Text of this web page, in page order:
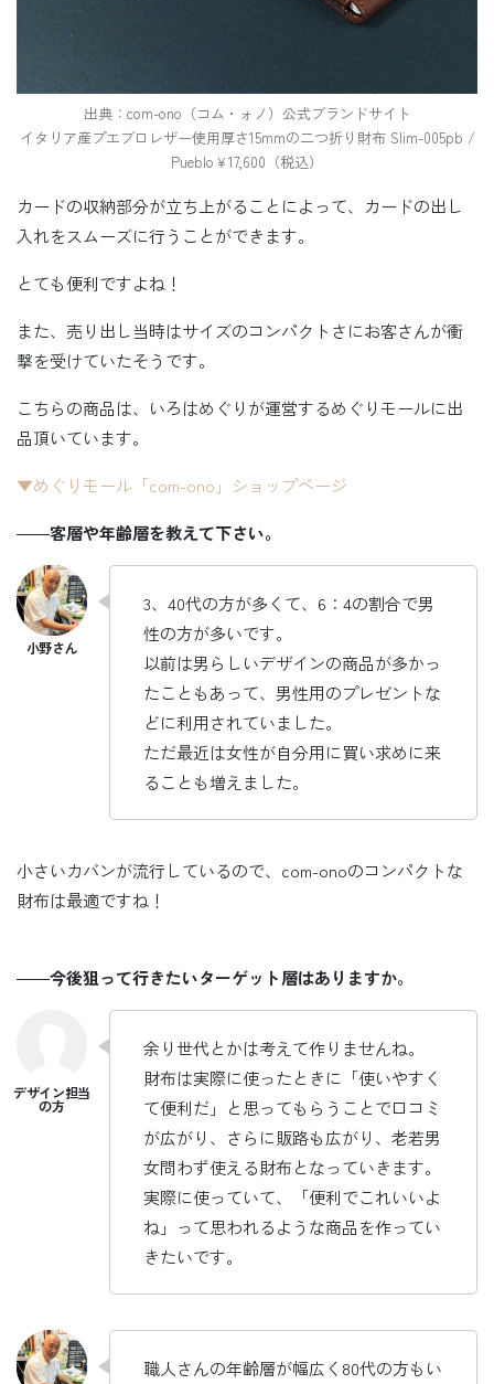
出典：com-ono（コム・ォノ）公式ブランドサイト
イタリア産プエブロレザー使用厚さ15mmの二つ折り財布 Slim-005pb /
Pueblo￥17,600（税込）
カードの収納部分が立ち上がることによって、カードの出し
入れをスムーズに行うことができます。
とても便利ですよね！
また、売り出し当時はサイズのコンパクトさにお客さんが衝
撃を受けていたそうです。
こちらの商品は、いろはめぐりが運営するめぐりモールに出
品頂いています。
▼めぐりモール「com-ono」ショップページ
――客層や年齢層を教えて下さい。
3、40代の方が多くて、6：4の割合で男
性の方が多いです。
以前は男らしいデザインの商品が多かっ
たこともあって、男性用のプレゼントな
どに利用されていました。
ただ最近は女性が自分用に買い求めに来
ることも増えました。
小さいカバンが流行しているので、com-onoのコンパクトな
財布は最適ですね！
――今後狙って行きたいターゲット層はありますか。
余り世代とかは考えて作りませんね。
財布は実際に使ったときに「使いやすく
て便利だ」と思ってもらうことで口コミ
が広がり、さらに販路も広がり、老若男
女問わず使える財布となっていきます。
実際に使っていて、「便利でこれいいよ
ね」って思われるような商品を作ってい
きたいです。
職人さんの年齢層が幅広く80代の方もい